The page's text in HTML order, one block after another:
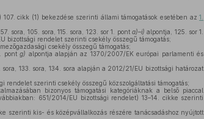
cikk (1) bekezdése szerinti állami támogatások esetében az1.
sora, 105. sora, 115. sora, 123. sor 1. pont a)–i) alpontja, 125. sor 1.
bizottsági rendelet szerinti csekély összegű támogatás;
csekély összegű támogatás;
pontg) alpontja alapján az 1370/2007/EK európai parlamenti és
133. sora, 134. sora alapján a 2012/21/EU bizottsági határozat
rendelet szerinti csekély összegű közszolgáltatási támogatás;
bizonyos támogatási kategóriáknak a belső piaccal
651/2014/EU bizottsági rendelet) 13–14. cikke szerinti
szerinti kis- és középvállalkozás részére tanácsadáshoz nyújtott